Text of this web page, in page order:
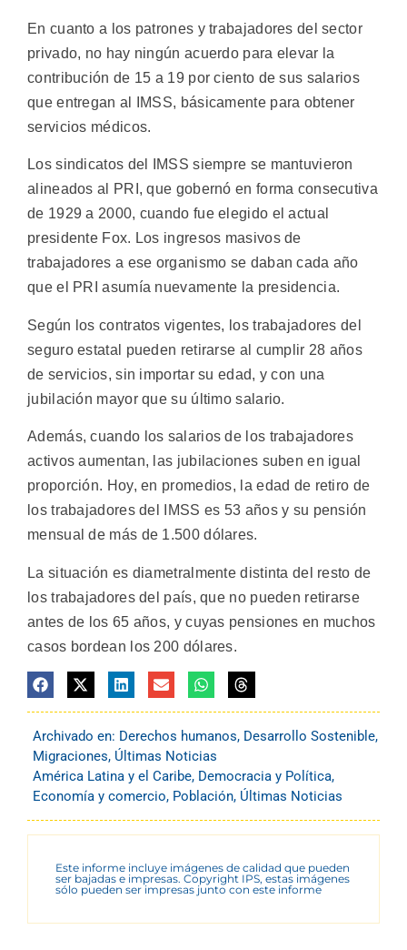
En cuanto a los patrones y trabajadores del sector
privado, no hay ningún acuerdo para elevar la
contribución de 15 a 19 por ciento de sus salarios
que entregan al IMSS, básicamente para obtener
servicios médicos.
Los sindicatos del IMSS siempre se mantuvieron
alineados al PRI, que gobernó en forma consecutiva
de 1929 a 2000, cuando fue elegido el actual
presidente Fox. Los ingresos masivos de
trabajadores a ese organismo se daban cada año
que el PRI asumía nuevamente la presidencia.
Según los contratos vigentes, los trabajadores del
seguro estatal pueden retirarse al cumplir 28 años
de servicios, sin importar su edad, y con una
jubilación mayor que su último salario.
Además, cuando los salarios de los trabajadores
activos aumentan, las jubilaciones suben en igual
proporción. Hoy, en promedios, la edad de retiro de
los trabajadores del IMSS es 53 años y su pensión
mensual de más de 1.500 dólares.
La situación es diametralmente distinta del resto de
los trabajadores del país, que no pueden retirarse
antes de los 65 años, y cuyas pensiones en muchos
casos bordean los 200 dólares.
Archivado en: Derechos humanos, Desarrollo Sostenible,
Migraciones, Últimas Noticias
América Latina y el Caribe, Democracia y Política,
Economía y comercio, Población, Últimas Noticias
Este informe incluye imágenes de calidad que pueden
ser bajadas e impresas. Copyright IPS, estas imágenes
sólo pueden ser impresas junto con este informe